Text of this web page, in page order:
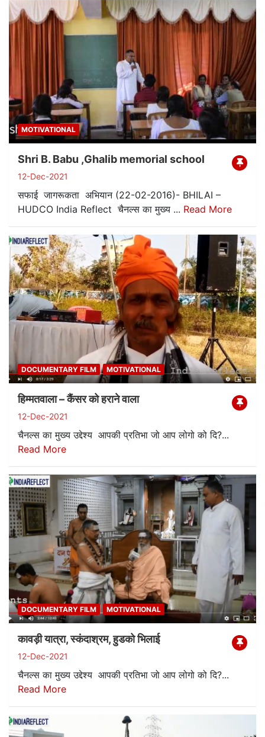
MOTIVATIONAL
Shri B. Babu ,Ghalib memorial school
12-Dec-2021
सफाई जागरूकता अभियान (22-02-2016)- BHILAI –
HUDCO India Reflect चैनल्स का मुख्य ... Read More
DOCUMENTARY FILM MOTIVATIONAL
हिम्मतवाला – कैंसर को हराने वाला
12-Dec-2021
चैनल्स का मुख्य उद्देश्य आपकी प्रतिभा जो आप लोगो को दि?...
Read More
DOCUMENTARY FILM MOTIVATIONAL
कावड़ी यात्रा, स्कंदाश्रम, हुडको भिलाई
12-Dec-2021
चैनल्स का मुख्य उद्देश्य आपकी प्रतिभा जो आप लोगो को दि?...
Read More